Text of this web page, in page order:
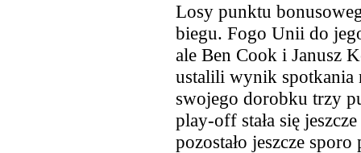
Losy punktu
biegu. Fogo Unii do
ale Ben Cook i Janusz
ustalili wynik spotkania
swojego dorobku trzy
play-off stała się
pozostało jeszcze sporo